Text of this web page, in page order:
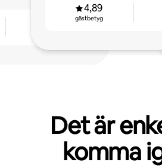
4,89
gästbetyg
Det är
komma